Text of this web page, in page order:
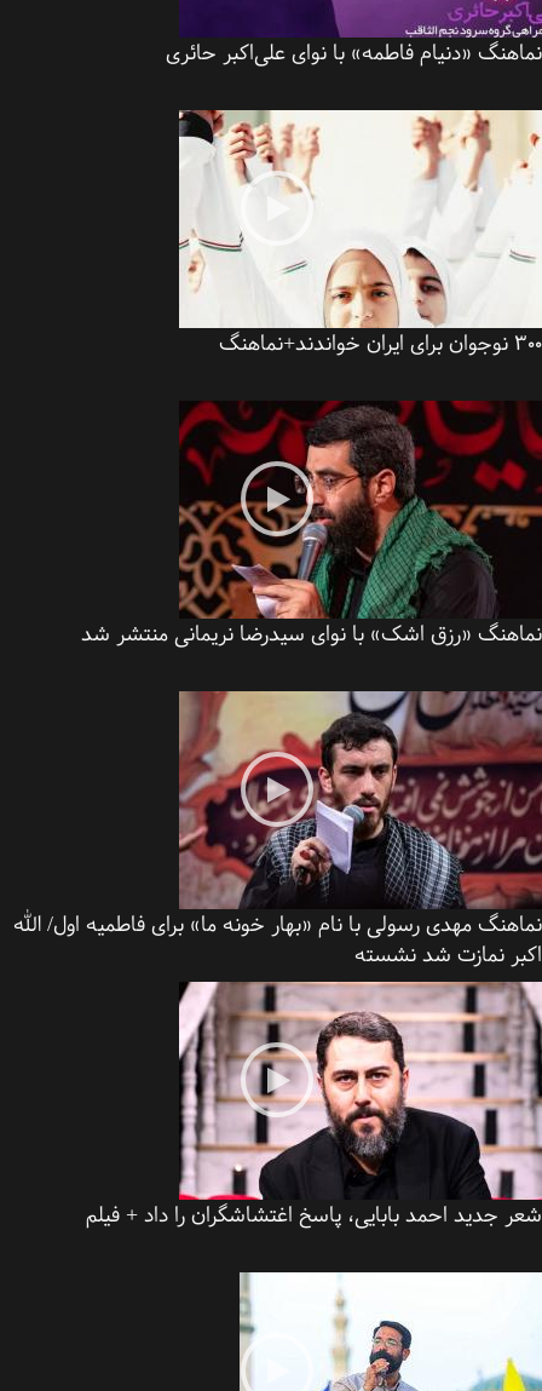
«دنیام فاطمه» با نوای علی‌اکبر حائری
«رزق اشک» با نوای سیدرضا نریمانی منتشر شد
مهدی رسولی با نام «بهار خونه ما» برای فاطمیه اول/ الله
نمازت شد نشسته
جدید احمد بابایی، پاسخ اغتشاشگران را داد + فیلم